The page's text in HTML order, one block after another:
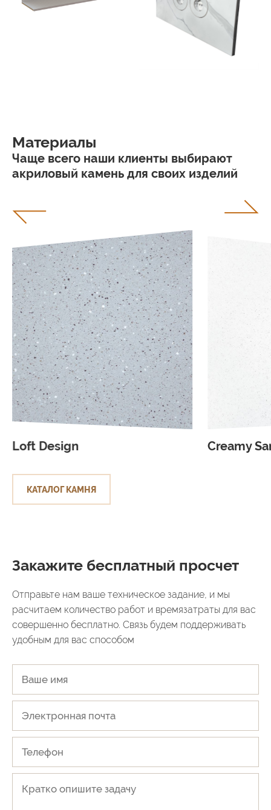
Материалы
Чаще всего наши клиенты выбирают
акриловый камень для своих изделий
Loft Design Creamy
КАТАЛОГ КАМНЯ
Закажите бесплатный просчет
Отправьте нам ваше техническое задание, и мы
расчитаем количество работ и времязатраты для вас
совершенно бесплатно. Связь будем поддерживать
удобным для вас способом
ОТПРАВИТЬ